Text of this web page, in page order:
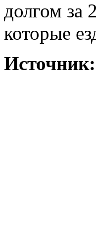
долгом за
которые
Источник: